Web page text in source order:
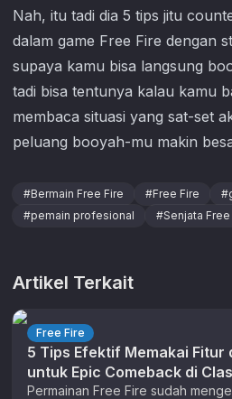
Nah, itu tadi dia 5 tips jitu
dalam game Free Fire dengan
supaya kamu bisa langsung
tadi bisa tentunya kalau kamu
membaca situasi yang sat-set
peluang booyah-mu makin
#Bermain Free Fire #Free Fire #
#pemain profesional #Senjata Free
Artikel Terkait
Free Fire
5 Tips Efektif Memakai Fitur
untuk Epic Comeback di
Permainan Free Fire sudah